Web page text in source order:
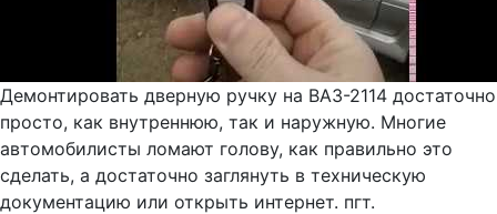
Демонтировать дверную ручку на ВАЗ-2114 достаточно
просто, как внутреннюю, так и наружную. Многие
автомобилисты ломают голову, как правильно это
сделать, а достаточно заглянуть в техническую
документацию или открыть интернет. пгт.